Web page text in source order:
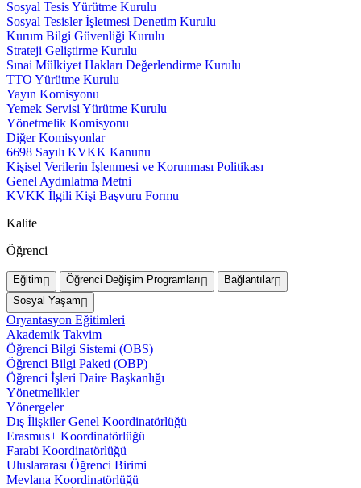
Sosyal Tesis Yürütme Kurulu
Sosyal Tesisler İşletmesi Denetim Kurulu
Kurum Bilgi Güvenliği Kurulu
Strateji Geliştirme Kurulu
Sınai Mülkiyet Hakları Değerlendirme Kurulu
TTO Yürütme Kurulu
Yayın Komisyonu
Yemek Servisi Yürütme Kurulu
Yönetmelik Komisyonu
Diğer Komisyonlar
6698 Sayılı KVKK Kanunu
Kişisel Verilerin İşlenmesi ve Korunması Politikası
Genel Aydınlatma Metni
KVKK İlgili Kişi Başvuru Formu
Kalite
Öğrenci
Eğitim Öğrenci Değişim Programları
Bağlantılar
Sosyal Yaşam
Oryantasyon Eğitimleri
Akademik Takvim
Öğrenci Bilgi Sistemi (OBS)
Öğrenci Bilgi Paketi (OBP)
Öğrenci İşleri Daire Başkanlığı
Yönetmelikler
Yönergeler
Dış İlişkiler Genel Koordinatörlüğü
Erasmus+ Koordinatörlüğü
Farabi Koordinatörlüğü
Uluslararası Öğrenci Birimi
Mevlana Koordinatörlüğü